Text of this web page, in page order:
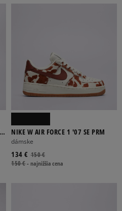
NIKE W AIR FORCE 1 '07 SE PRM
dámske
150 €
134 €
150 €-najnižšia cena